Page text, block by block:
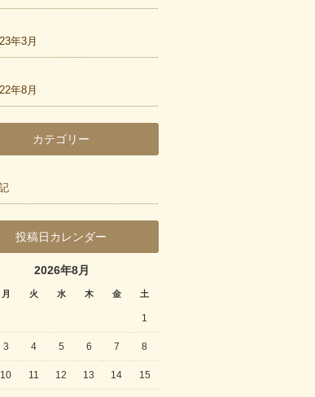
年3月
年8月
カテゴリー
投稿日カレンダー
2026年8月
月 火 水 木 金 土
1
3 4 5 6 7 8
10 11 12 13 14 15